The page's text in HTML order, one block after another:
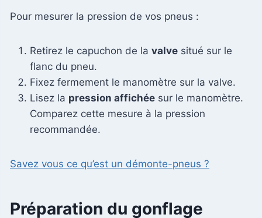
Pour mesurer la pression de vos pneus :
Retirez le capuchon de la valve situé sur le
flanc du pneu.
Fixez fermement le manomètre sur la valve.
Lisez la pression affichée sur le manomètre.
Comparez cette mesure à la pression
recommandée.
Savez vous ce qu’est un démonte-pneus ?
Préparation du gonflage